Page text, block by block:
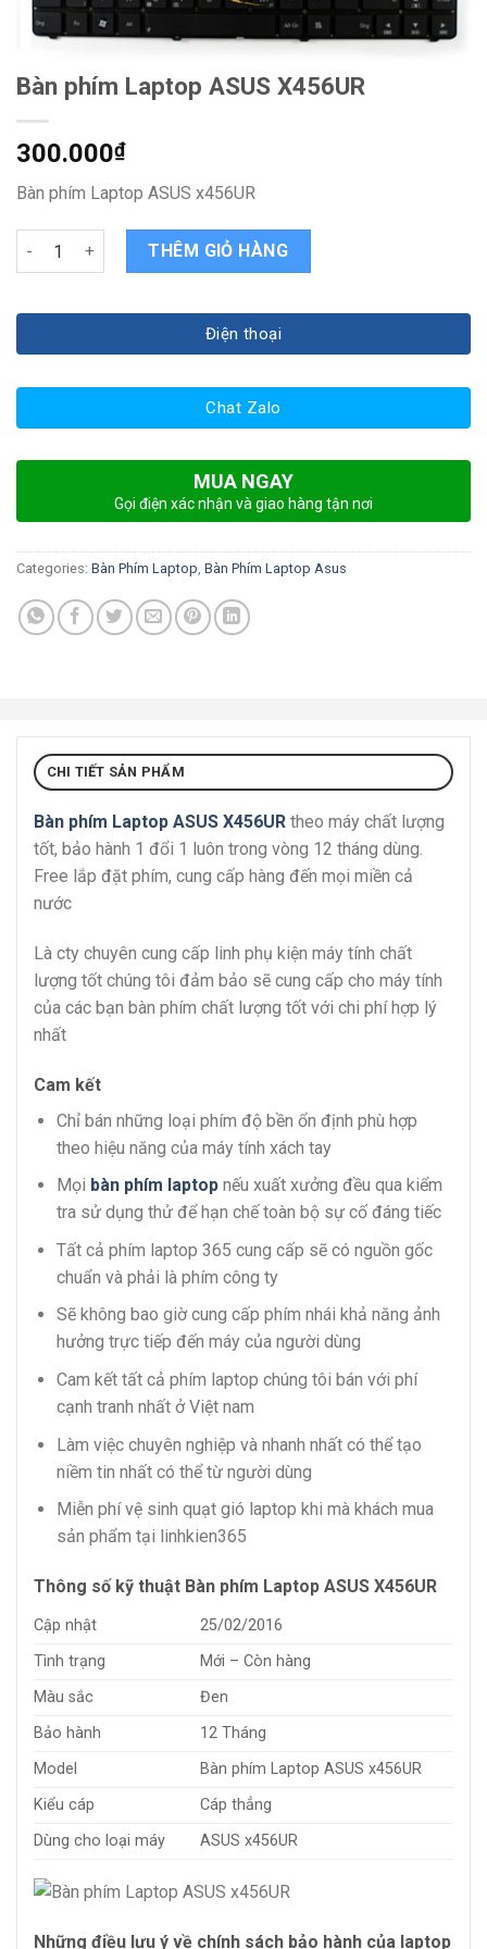
Bàn phím Laptop ASUS X456UR
300.000₫
Bàn phím Laptop ASUS x456UR
Bàn phím Laptop ASUS X456UR quantity
THÊM GIỎ HÀNG
Điện thoại
Chat Zalo
MUA NGAY
Gọi điện xác nhận và giao hàng tận nơi
Categories: Bàn Phím Laptop, Bàn Phím Laptop Asus
CHI TIẾT SẢN PHẨM
Bàn phím Laptop ASUS X456UR theo máy chất lượng
tốt, bảo hành 1 đổi 1 luôn trong vòng 12 tháng dùng.
Free lắp đặt phím, cung cấp hàng đến mọi miền cả
nước
Là cty chuyên cung cấp linh phụ kiện máy tính chất
lượng tốt chúng tôi đảm bảo sẽ cung cấp cho máy tính
của các bạn bàn phím chất lượng tốt với chi phí hợp lý
nhất
Cam kết
Chỉ bán những loại phím độ bền ổn định phù hợp
theo hiệu năng của máy tính xách tay
Mọi bàn phím laptopnếu xuất xưởng đều qua kiểm
tra sử dụng thử để hạn chế toàn bộ sự cố đáng tiếc
Tất cả phím laptop 365 cung cấp sẽ có nguồn gốc
chuẩn và phải là phím công ty
Sẽ không bao giờ cung cấp phím nhái khả năng ảnh
hưởng trực tiếp đến máy của người dùng
Cam kết tất cả phím laptop chúng tôi bán với phí
cạnh tranh nhất ở Việt nam
Làm việc chuyên nghiệp và nhanh nhất có thể tạo
niềm tin nhất có thể từ người dùng
Miễn phí vệ sinh quạt gió laptop khi mà khách mua
sản phẩm tại linhkien365
Thông số kỹ thuật Bàn phím Laptop ASUS X456UR
Cập nhật
25/02/2016
Tình trạng
Mới – Còn hàng
Màu sắc
Đen
Bảo hành
12 Tháng
Model
Bàn phím Laptop ASUS x456UR
Kiểu cáp
Cáp thẳng
Dùng cho loại máy
ASUS x456UR
Những điều lưu ý về chính sách bảo hành của laptop